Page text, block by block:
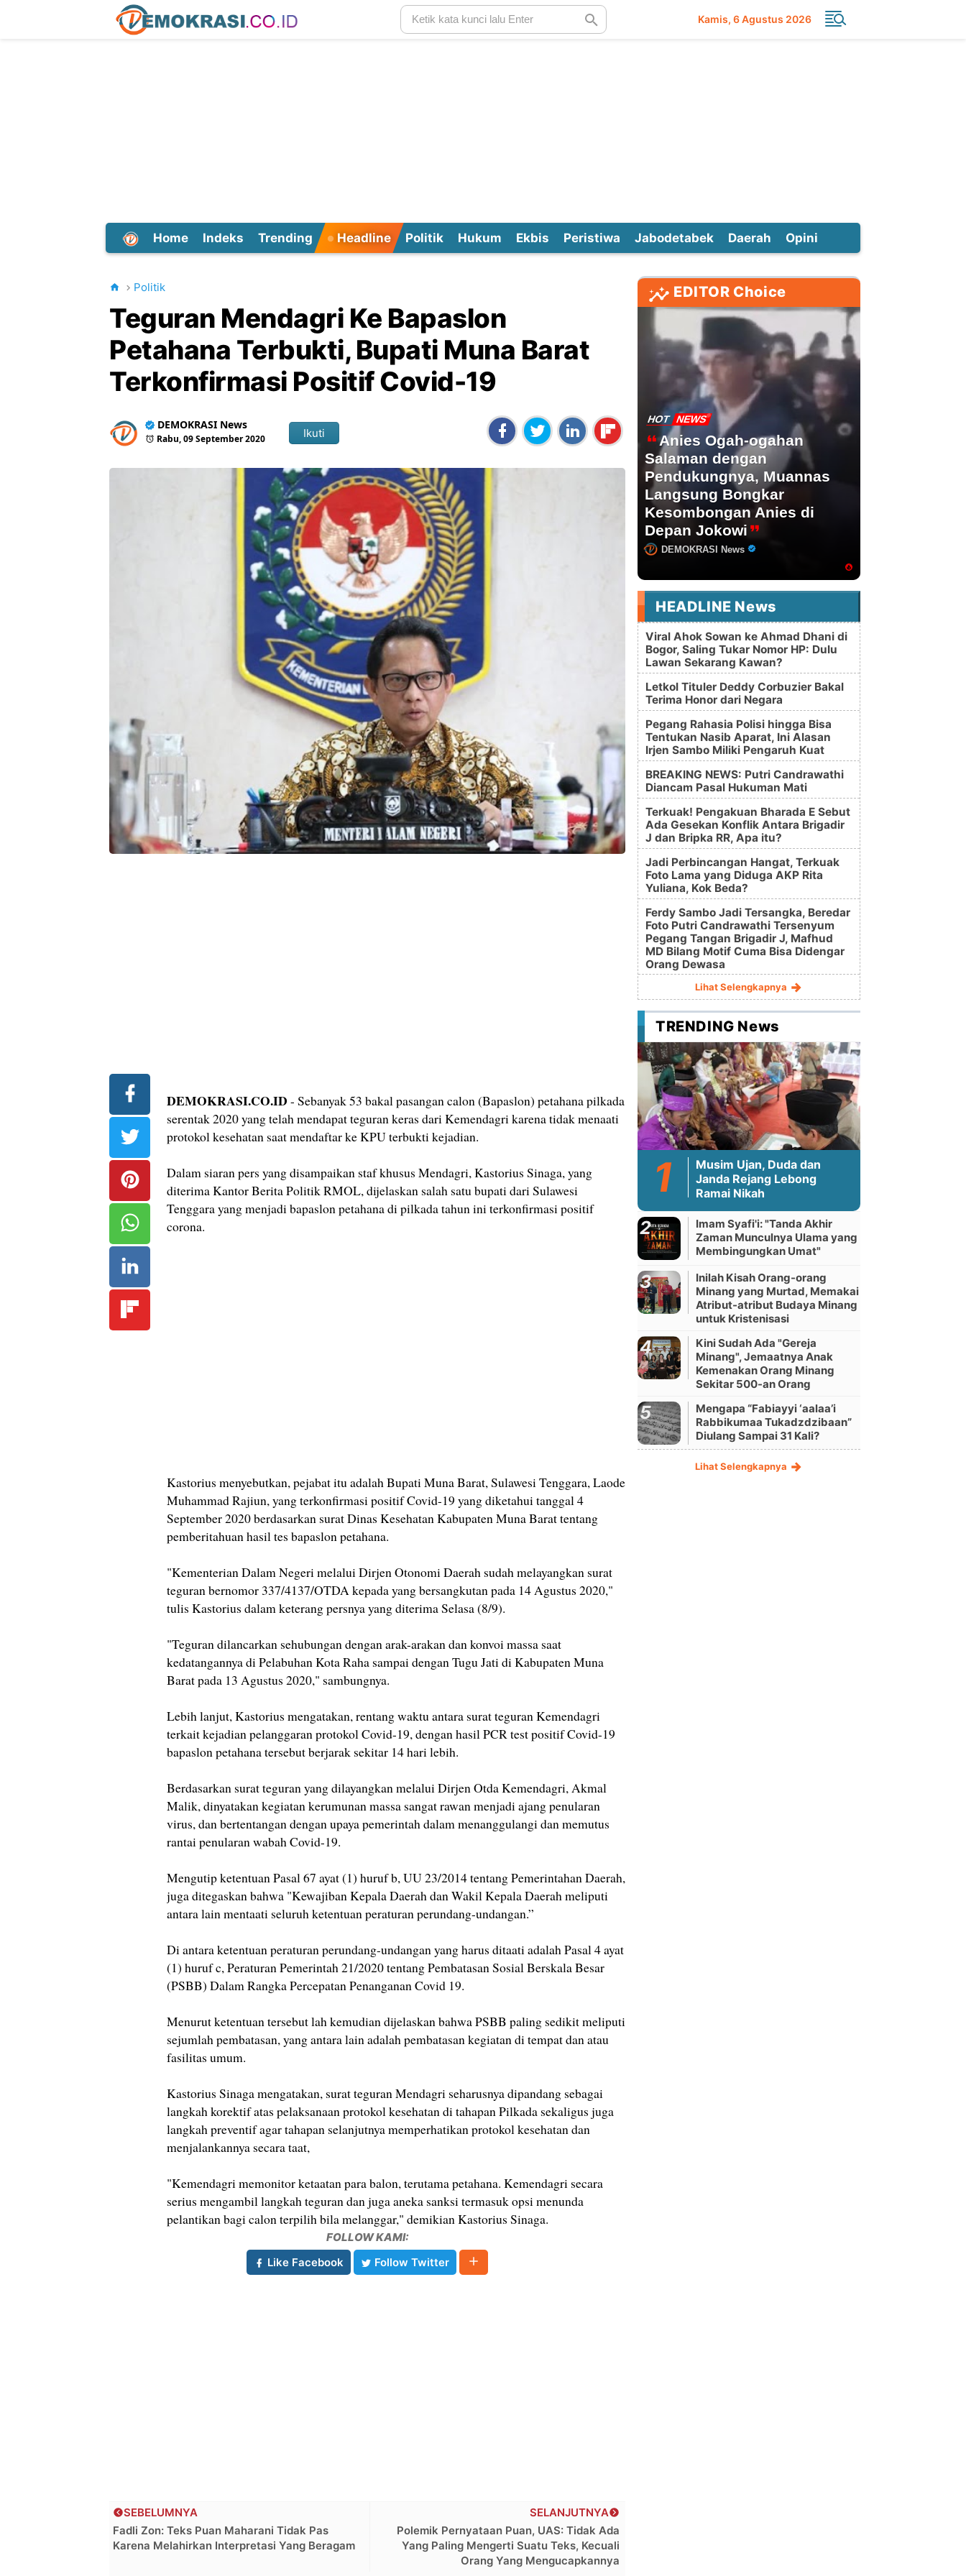
Kamis 6 Agustus 2026
Home Indeks Trending Headline Politik Hukum Ekbis Peristiwa Jabodetabek Daerah Opini
Politik
Teguran Mendagri Ke Bapaslon
Petahana Terbukti, Bupati Muna Barat
Terkonfirmasi Positif Covid-19
DEMOKRASI News
Rabu, 09 September 2020 Ikuti
DEMOKRASI.CO.ID - Sebanyak 53 bakal pasangan calon (Bapaslon) petahana pilkada
serentak 2020 yang telah mendapat teguran keras dari Kemendagri karena tidak menaati
protokol kesehatan saat mendaftar ke KPU terbukti kejadian.
Dalam siaran pers yang disampaikan staf khusus Mendagri, Kastorius Sinaga, yang
diterima Kantor Berita Politik RMOL, dijelaskan salah satu bupati dari Sulawesi
Tenggara yang menjadi bapaslon petahana di pilkada tahun ini terkonfirmasi positif
corona.
Kastorius menyebutkan, pejabat itu adalah Bupati Muna Barat, Sulawesi Tenggara, Laode
Muhammad Rajiun, yang terkonfirmasi positif Covid-19 yang diketahui tanggal 4
September 2020 berdasarkan surat Dinas Kesehatan Kabupaten Muna Barat tentang
pemberitahuan hasil tes bapaslon petahana.
"Kementerian Dalam Negeri melalui Dirjen Otonomi Daerah sudah melayangkan surat
teguran bernomor 337/4137/OTDA kepada yang bersangkutan pada 14 Agustus 2020,"
tulis Kastorius dalam keterang persnya yang diterima Selasa (8/9).
"Teguran dilancarkan sehubungan dengan arak-arakan dan konvoi massa saat
kedatangannya di Pelabuhan Kota Raha sampai dengan Tugu Jati di Kabupaten Muna
Barat pada 13 Agustus 2020," sambungnya.
Lebih lanjut, Kastorius mengatakan, rentang waktu antara surat teguran Kemendagri
terkait kejadian pelanggaran protokol Covid-19, dengan hasil PCR test positif Covid-19
bapaslon petahana tersebut berjarak sekitar 14 hari lebih.
Berdasarkan surat teguran yang dilayangkan melalui Dirjen Otda Kemendagri, Akmal
Malik, dinyatakan kegiatan kerumunan massa sangat rawan menjadi ajang penularan
virus, dan bertentangan dengan upaya pemerintah dalam menanggulangi dan memutus
rantai penularan wabah Covid-19.
Mengutip ketentuan Pasal 67 ayat (1) huruf b, UU 23/2014 tentang Pemerintahan Daerah,
juga ditegaskan bahwa "Kewajiban Kepala Daerah dan Wakil Kepala Daerah meliputi
antara lain mentaati seluruh ketentuan peraturan perundang-undangan.”
Di antara ketentuan peraturan perundang-undangan yang harus ditaati adalah Pasal 4 ayat
(1) huruf c, Peraturan Pemerintah 21/2020 tentang Pembatasan Sosial Berskala Besar
(PSBB) Dalam Rangka Percepatan Penanganan Covid 19.
Menurut ketentuan tersebut lah kemudian dijelaskan bahwa PSBB paling sedikit meliputi
sejumlah pembatasan, yang antara lain adalah pembatasan kegiatan di tempat dan atau
fasilitas umum.
Kastorius Sinaga mengatakan, surat teguran Mendagri seharusnya dipandang sebagai
langkah korektif atas pelaksanaan protokol kesehatan di tahapan Pilkada sekaligus juga
langkah preventif agar tahapan selanjutnya memperhatikan protokol kesehatan dan
menjalankannya secara taat,
"Kemendagri memonitor ketaatan para balon, terutama petahana. Kemendagri secara
serius mengambil langkah teguran dan juga aneka sanksi termasuk opsi menunda
pelantikan bagi calon terpilih bila melanggar," demikian Kastorius Sinaga.
FOLLOW KAMI:
Like Facebook
Follow Twitter
SELANJUTNYA
Polemik Pernyataan Puan, UAS: Tidak Ada
Yang Paling Mengerti Suatu Teks, Kecuali
Orang Yang Mengucapkannya
SEBELUMNYA
Fadli Zon: Teks Puan Maharani Tidak Pas
Karena Melahirkan Interpretasi Yang Beragam
EDITOR Choice
HOT NEWS
Anies Ogah-ogahan
Salaman dengan
Pendukungnya, Muannas
Langsung Bongkar
Kesombongan Anies di
Depan Jokowi
DEMOKRASI News
HEADLINE News
Viral Ahok Sowan ke Ahmad Dhani di
Bogor, Saling Tukar Nomor HP: Dulu
Lawan Sekarang Kawan?
Letkol Tituler Deddy Corbuzier Bakal
Terima Honor dari Negara
Pegang Rahasia Polisi hingga Bisa
Tentukan Nasib Aparat, Ini Alasan
Irjen Sambo Miliki Pengaruh Kuat
BREAKING NEWS: Putri Candrawathi
Diancam Pasal Hukuman Mati
Terkuak! Pengakuan Bharada E Sebut
Ada Gesekan Konflik Antara Brigadir
J dan Bripka RR, Apa itu?
Jadi Perbincangan Hangat, Terkuak
Foto Lama yang Diduga AKP Rita
Yuliana, Kok Beda?
Ferdy Sambo Jadi Tersangka, Beredar
Foto Putri Candrawathi Tersenyum
Pegang Tangan Brigadir J, Mafhud
MD Bilang Motif Cuma Bisa Didengar
Orang Dewasa
Lihat Selengkapnya
TRENDING News
Musim Ujan, Duda dan
Janda Rejang Lebong
Ramai Nikah
Imam Syafi'i: "Tanda Akhir
Zaman Munculnya Ulama yang
Membingungkan Umat"
Inilah Kisah Orang-orang
Minang yang Murtad, Memakai
Atribut-atribut Budaya Minang
untuk Kristenisasi
Kini Sudah Ada "Gereja
Minang", Jemaatnya Anak
Kemenakan Orang Minang
Sekitar 500-an Orang
Mengapa “Fabiayyi ‘aalaa’i
Rabbikumaa Tukadzdzibaan”
Diulang Sampai 31 Kali?
Lihat Selengkapnya